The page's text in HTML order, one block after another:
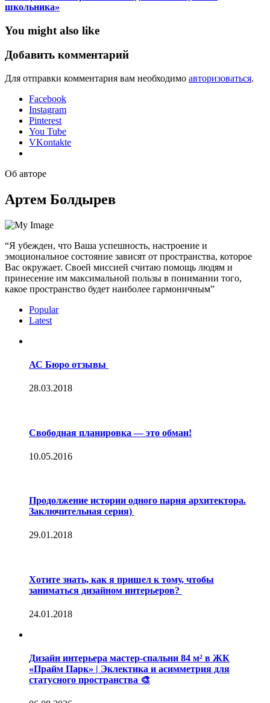
школьника»
You might also like
Добавить комментарий
Для отправки комментария вам необходимо авторизоваться.
Facebook
Instagram
Pinterest
You Tube
VKontakte
Об авторе
Артем Болдырев
“Я убежден, что Ваша успешность, настроение и
эмоциональное состояние зависят от пространства, которое
Вас окружает. Своей миссией считаю помощь людям и
принесение им максимальной пользы в понимании того,
какое пространство будет наиболее гармоничным”
Popular
Latest
АС Бюро отзывы
28.03.2018
Свободная планировка — это обман!
10.05.2016
Продолжение истории одного парня архитектора.
Заключительная серия)
29.01.2018
Хотите знать, как я пришел к тому, чтобы
заниматься дизайном интерьеров?
24.01.2018
Дизайн интерьера мастер-спальни 84 м² в ЖК
«Прайм Парк» | Эклектика и асимметрия для
статусного пространства 🎨